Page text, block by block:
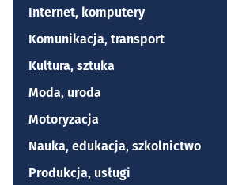
Internet, komputery
Komunikacja, transport
Kultura, sztuka
Moda, uroda
Motoryzacja
Nauka, edukacja, szkolnictwo
Produkcja, usługi